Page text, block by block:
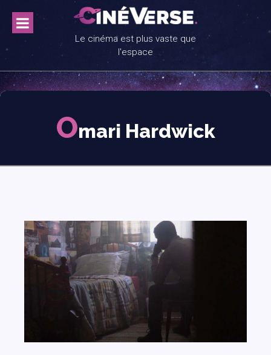
content
Le cinéma est plus vaste que
l'espace
Omari Hardwick